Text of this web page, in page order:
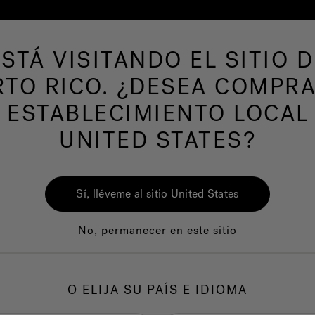
productos SPAS DE NATACION Nuestra
NATACIÓN DE
para ofrecer confiabilidad, tanto en áreas internas
VISITANDO EL SITIO
RICO. ¿DESEA
ESTABLECIMIENTO LOCAL
UNITED STATES?
Sí, lléveme al sitio United States
No, permanecer en este sitio
O ELIJA SU PAÍS E IDIOMA